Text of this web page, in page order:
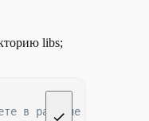
libs;
в разделе «Файл